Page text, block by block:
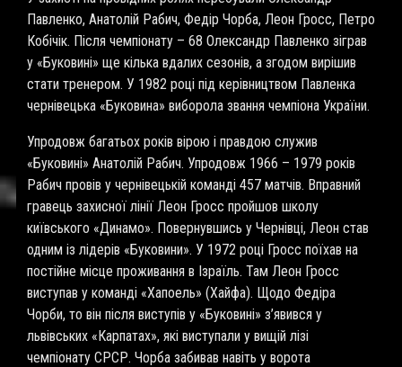
Павленко, Анатолій Рабич, Федір Чорба, Леон Гросс, Петро
Кобічік. Після чемпіонату – 68 Олександр Павленко зіграв
у «Буковині» ще кілька вдалих сезонів, а згодом вирішив
стати тренером. У 1982 році під керівництвом Павленка
чернівецька «Буковина» виборола звання чемпіона України.
Упродовж багатьох років вірою і правдою служив
«Буковині» Анатолій Рабич. Упродовж 1966 – 1979 років
Рабич провів у чернівецькій команді 457 матчів. Вправний
гравець захисної лінії Леон Гросс пройшов школу
київського «Динамо». Повернувшись у Чернівці, Леон став
одним із лідерів «Буковини». У 1972 році Гросс поїхав на
постійне місце проживання в Ізраїль. Там Леон Гросс
виступав у команді «Хапоель» (Хайфа). Щодо Федіра
Чорби, то він після виступів у «Буковині» з’явився у
львівських «Карпатах», які виступали у вищій лізі
чемпіонату СРСР. Чорба забивав навіть у ворота